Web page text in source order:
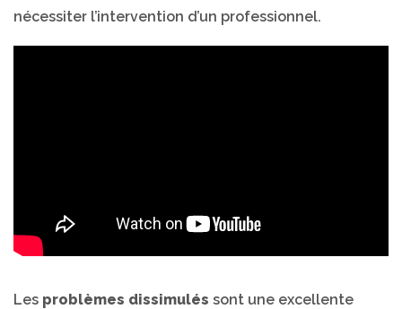
nécessiter l’intervention d’un professionnel.
Les problèmes dissimulés sont une excellente